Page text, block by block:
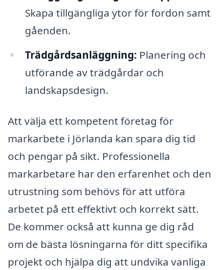
Skapa tillgängliga ytor för fordon samt
gåenden.
Trädgårdsanläggning: Planering och
utförande av trädgårdar och
landskapsdesign.
Att välja ett kompetent företag för
markarbete i Jörlanda kan spara dig tid
och pengar på sikt. Professionella
markarbetare har den erfarenhet och den
utrustning som behövs för att utföra
arbetet på ett effektivt och korrekt sätt.
De kommer också att kunna ge dig råd
om de bästa lösningarna för ditt specifika
projekt och hjälpa dig att undvika vanliga